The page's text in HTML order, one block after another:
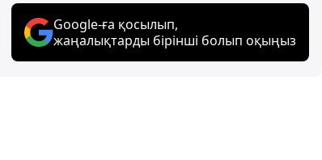
Google-ға қосылып,
жаңалықтарды бірінші болып оқыңыз